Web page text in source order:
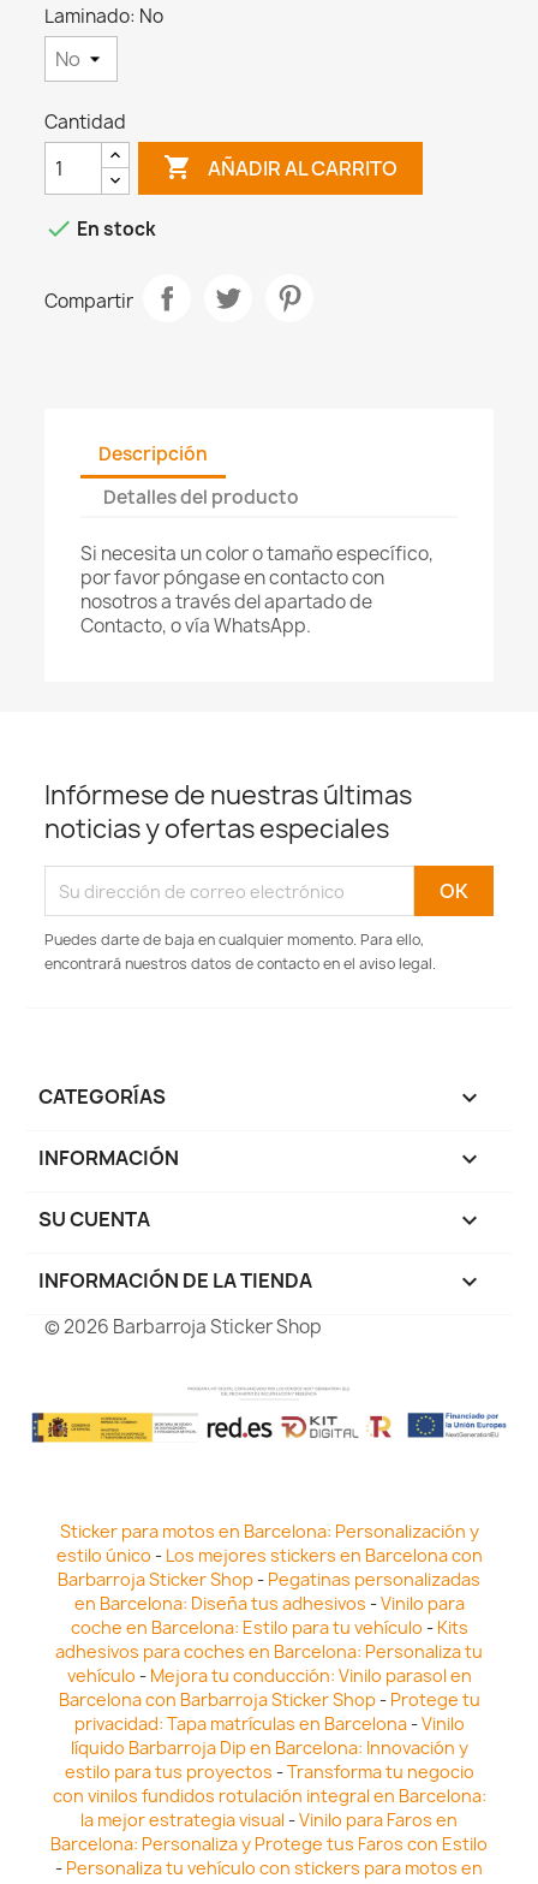
Laminado: No
Cantidad
 AÑADIR AL CARRITO
 En stock
Compartir
Descripción
Detalles del producto
Si necesita un color o tamaño específico,
por favor póngase en contacto con
nosotros a través del apartado de
Contacto, o vía WhatsApp.
Infórmese de nuestras últimas
noticias y ofertas especiales
Puedes darte de baja en cualquier momento. Para ello,
encontrará nuestros datos de contacto en el aviso legal.
CATEGORÍAS 
INFORMACIÓN 
SU CUENTA 
INFORMACIÓN DE LA TIENDA keyboard_arrow_down
© 2026 Barbarroja Sticker Shop
Sticker para motos en Barcelona: Personalización y
estilo único - Los mejores stickers en Barcelona con
Barbarroja Sticker Shop- Pegatinas personalizadas
en Barcelona: Diseña tus adhesivos -Vinilo para
coche en Barcelona: Estilo para tu vehículo - Kits
adhesivos para coches en Barcelona: Personaliza tu
vehículo - Mejora tu conducción: Vinilo parasol en
Barcelona con Barbarroja Sticker Shop- Protege tu
privacidad: Tapa matrículas en Barcelona-Vinilo
líquido Barbarroja Dip en Barcelona: Innovación y
estilo para tus proyectos -Transforma tu negocio
con vinilos fundidos rotulación integral en Barcelona:
la mejor estrategia visual -Vinilo para Faros en
Barcelona: Personaliza y Protege tus Faros con Estilo
- Personaliza tu vehículo con stickers para motos en